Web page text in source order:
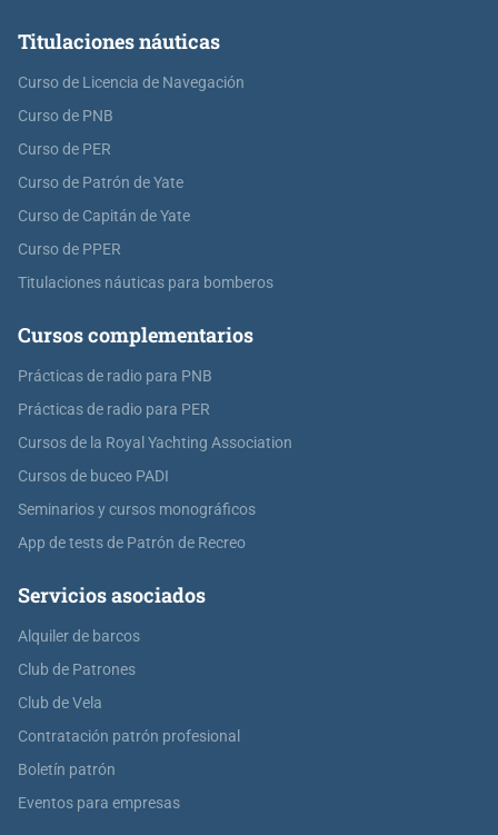
Titulaciones náuticas
Curso de Licencia de Navegación
Curso de PNB
Curso de PER
Curso de Patrón de Yate
Curso de Capitán de Yate
Curso de PPER
Titulaciones náuticas para bomberos
Cursos complementarios
Prácticas de radio para PNB
Prácticas de radio para PER
Cursos de la Royal Yachting Association
Cursos de buceo PADI
Seminarios y cursos monográficos
App de tests de Patrón de Recreo
Servicios asociados
Alquiler de barcos
Club de Patrones
Club de Vela
Contratación patrón profesional
Boletín patrón
Eventos para empresas